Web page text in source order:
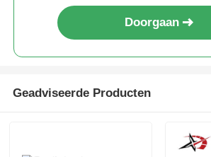
Doorgaan
Geadviseerde Producten